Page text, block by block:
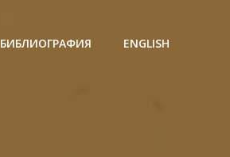
БИБЛИОГРАФИЯ ENGLISH